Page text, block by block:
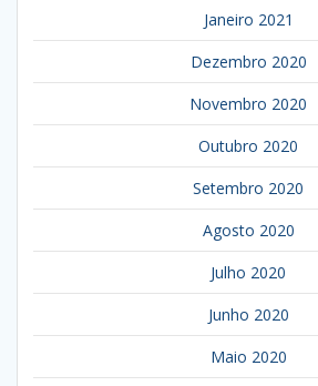
Janeiro 2021
Dezembro 2020
Novembro 2020
Outubro 2020
Setembro 2020
Agosto 2020
Julho 2020
Junho 2020
Maio 2020